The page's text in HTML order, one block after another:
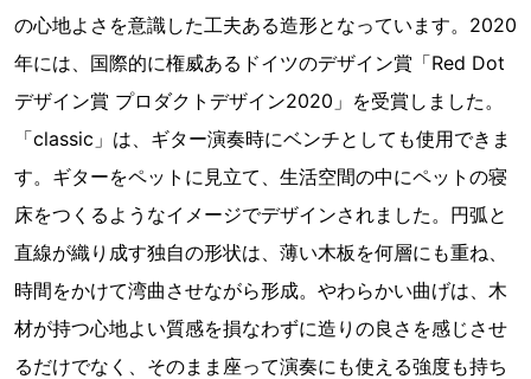
の心地よさを意識した工夫ある造形となっています。2020
年には、国際的に権威あるドイツのデザイン賞「Red Dot
デザイン賞 プロダクトデザイン2020」を受賞しました。
「classic」は、ギター演奏時にベンチとしても使用できま
す。ギターをペットに見立て、生活空間の中にペットの寝
床をつくるようなイメージでデザインされました。円弧と
直線が織り成す独自の形状は、薄い木板を何層にも重ね、
時間をかけて湾曲させながら形成。やわらかい曲げは、木
材が持つ心地よい質感を損なわずに造りの良さを感じさせ
るだけでなく、そのまま座って演奏にも使える強度も持ち